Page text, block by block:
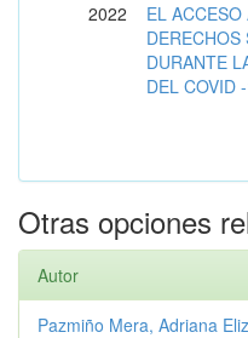
2022
EL ACCESO
DERECHOS
DURANTE
DEL COVID
Otras opciones
Autor
Pazmiño Mera, Adriana